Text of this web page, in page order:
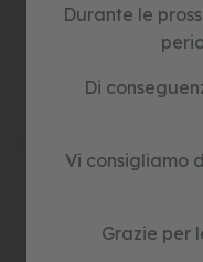
Durante le
Di
Vi consigliamo
Grazie per
bambini
forme
costruzione